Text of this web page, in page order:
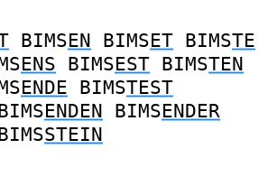
BIMSEN BIMSET BIMSTE
ENS BIMSEST BIMSTEN
ENDE BIMSTEST
ENDEN BIMSENDER
STEIN